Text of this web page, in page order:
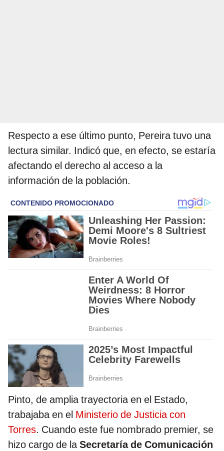
Respecto a ese último punto, Pereira tuvo una
lectura similar. Indicó que, en efecto, se estaría
afectando el derecho al acceso a la
información de la población.
Pinto, de amplia trayectoria en el Estado,
trabajaba en el Ministerio de Justicia con
Torres. Cuando este fue nombrado premier, se
hizo cargo de laSecretaría de Comunicación